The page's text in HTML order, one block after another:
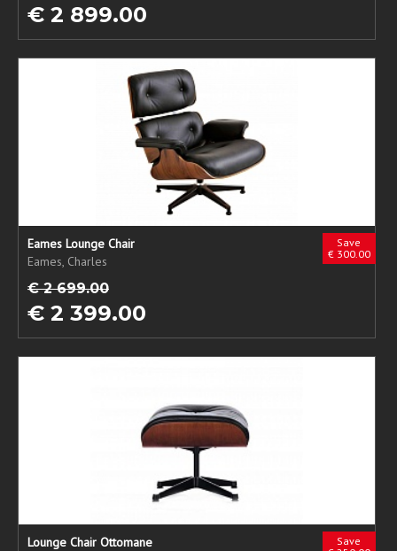
€ 2 899.00
Save
€ 300.00
Eames Lounge Chair
Eames, Charles
€ 2 699.00
€ 2 399.00
Save
Lounge Chair Ottomane